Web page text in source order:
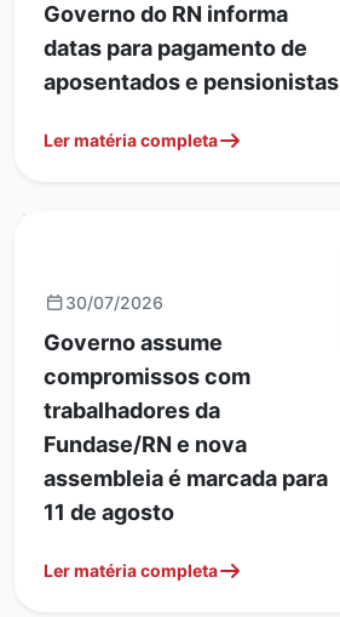
Governo do RN informa
datas para pagamento de
aposentados e pensionistas
Ler matéria completa
30/07/2026
Governo assume
compromissos com
trabalhadores da
Fundase/RN e nova
assembleia é marcada para
11 de agosto
Ler matéria completa